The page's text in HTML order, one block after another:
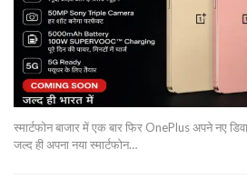
स्मार्टफोन बाजार में एक बार फिर OnePlus अपने नए
जल्द ही अपना नया स्मार्टफोन…